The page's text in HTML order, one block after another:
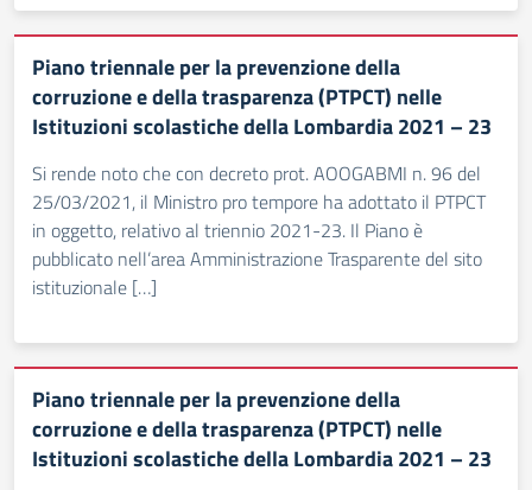
Piano triennale per la prevenzione della
corruzione e della trasparenza (PTPCT) nelle
Istituzioni scolastiche della Lombardia 2021 – 23
Si rende noto che con decreto prot. AOOGABMI n. 96 del
25/03/2021, il Ministro pro tempore ha adottato il PTPCT
in oggetto, relativo al triennio 2021-23. Il Piano è
pubblicato nell’area Amministrazione Trasparente del sito
istituzionale […]
Piano triennale per la prevenzione della
corruzione e della trasparenza (PTPCT) nelle
Istituzioni scolastiche della Lombardia 2021 – 23